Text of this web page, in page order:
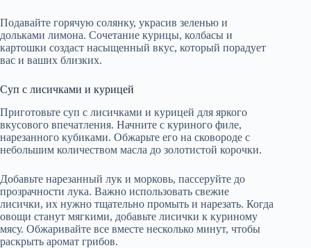
Подавайте горячую солянку, украсив зеленью и
дольками лимона. Сочетание курицы, колбасы и
картошки создаст насыщенный вкус, который порадует
вас и ваших близких.
Суп с лисичками и курицей
Приготовьте суп с лисичками и курицей для яркого
вкусового впечатления. Начните с куриного филе,
нарезанного кубиками. Обжарьте его на сковороде с
небольшим количеством масла до золотистой корочки.
Добавьте нарезанный лук и морковь, пассеруйте до
прозрачности лука. Важно использовать свежие
лисички, их нужно тщательно промыть и нарезать. Когда
овощи станут мягкими, добавьте лисички к куриному
мясу. Обжаривайте все вместе несколько минут, чтобы
раскрыть аромат грибов.